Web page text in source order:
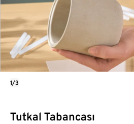
Tutkal Tabancası
1/3